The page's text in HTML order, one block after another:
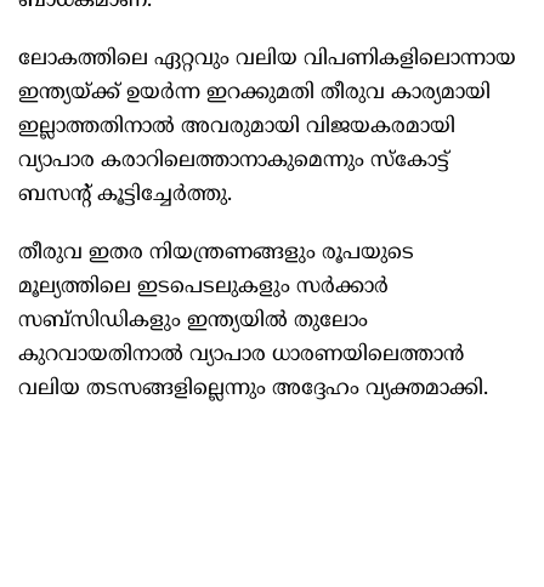
ലോകത്തിലെ ഏറ്റവും വലിയ വിപണികളിലൊന്നായ
ഇന്ത്യയ്ക്ക് ഉയർന്ന ഇറക്കുമതി തീരുവ കാര്യമായി
ഇല്ലാത്തതിനാല്‍ അവരുമായി വിജയകരമായി
വ്യാപാര കരാറിലെത്താനാകുമെന്നും സ്‌കോട്ട്
ബസന്റ് കൂട്ടിച്ചേർത്തു.
തീരുവ ഇതര നിയന്ത്രണങ്ങളും രൂപയുടെ
മൂല്യത്തിലെ ഇടപെടലുകളും സർക്കാർ
സബ്സിഡികളും ഇന്ത്യയില്‍ തുലോം
കുറവായതിനാല്‍ വ്യാപാര ധാരണയിലെത്താൻ
വലിയ തടസങ്ങളില്ലെന്നും അദ്ദേഹം വ്യക്തമാക്കി.